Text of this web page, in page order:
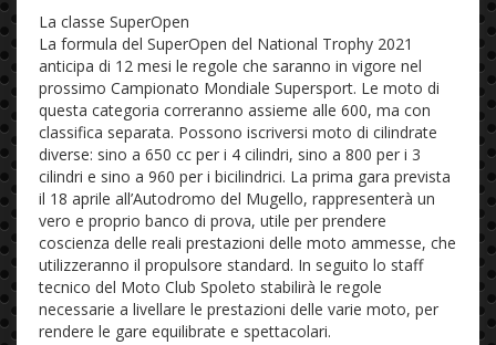
La classe SuperOpen
La formula del SuperOpen del National Trophy 2021
anticipa di 12 mesi le regole che saranno in vigore nel
prossimo Campionato Mondiale Supersport. Le moto di
questa categoria correranno assieme alle 600, ma con
classifica separata. Possono iscriversi moto di cilindrate
diverse: sino a 650 cc per i 4 cilindri, sino a 800 per i 3
cilindri e sino a 960 per i bicilindrici. La prima gara prevista
il 18 aprile all’Autodromo del Mugello, rappresenterà un
vero e proprio banco di prova, utile per prendere
coscienza delle reali prestazioni delle moto ammesse, che
utilizzeranno il propulsore standard. In seguito lo staff
tecnico del Moto Club Spoleto stabilirà le regole
necessarie a livellare le prestazioni delle varie moto, per
rendere le gare equilibrate e spettacolari.